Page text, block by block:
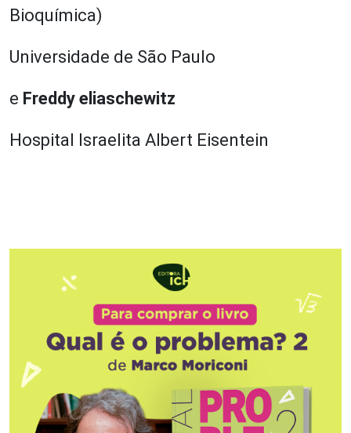
Bioquímica)
Universidade de São Paulo
e Freddy eliaschewitz
Hospital Israelita Albert Eisentein